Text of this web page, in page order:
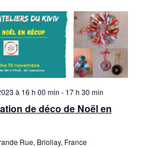
de déco de Noël en
à 16 h 00 min - 17 h 30 min
Rue, Briollay, France